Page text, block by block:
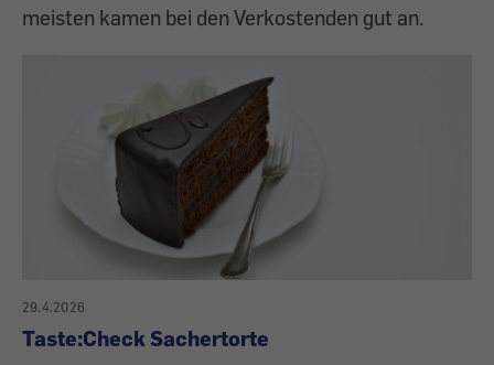
meisten kamen bei den Verkostenden gut an.
29.4.2026
Taste:Check Sachertorte